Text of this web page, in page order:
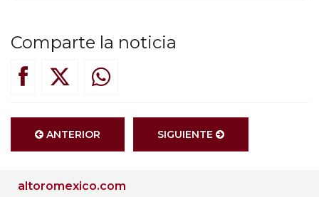
Comparte la noticia
ANTERIOR SIGUIENTE
altoromexico.com